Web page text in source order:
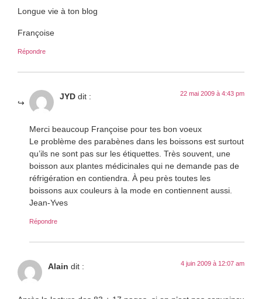
Longue vie à ton blog
Françoise
Répondre
JYD dit : 22 mai 2009 à 4:43 pm
Merci beaucoup Françoise pour tes bon voeux
Le problème des parabènes dans les boissons est surtout
qu’ils ne sont pas sur les étiquettes. Très souvent, une
boisson aux plantes médicinales qui ne demande pas de
réfrigération en contiendra. À peu près toutes les
boissons aux couleurs à la mode en contiennent aussi.
Jean-Yves
Répondre
Alain dit : 4 juin 2009 à 12:07 am